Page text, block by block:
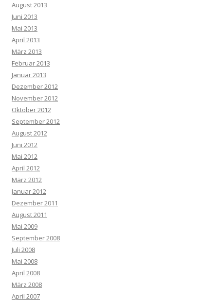
August 2013
Juni 2013
Mai 2013
April 2013
März 2013
Februar 2013
Januar 2013
Dezember 2012
November 2012
Oktober 2012
September 2012
August 2012
Juni 2012
Mai 2012
April 2012
März 2012
Januar 2012
Dezember 2011
August 2011
Mai 2009
September 2008
Juli 2008
Mai 2008
April 2008
März 2008
April 2007